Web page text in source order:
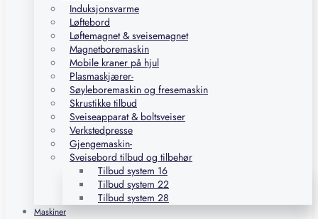
Induksjonsvarme
Løftebord
Løftemagnet & sveisemagnet
Magnetboremaskin
Mobile kraner på hjul
Plasmaskjærer-
Søyleboremaskin og fresemaskin
Skrustikke tilbud
Sveiseapparat & boltsveiser
Verkstedpresse
Gjengemaskin-
Sveisebord tilbud og tilbehør
Tilbud system 16
Tilbud system 22
Tilbud system 28
Maskiner